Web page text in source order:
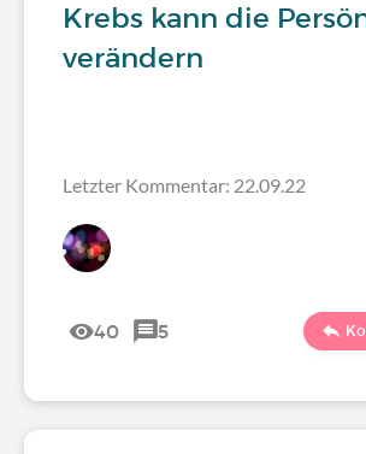
Krebs kann die
verändern
Letzter Kommentar: 22.09.22
40 5